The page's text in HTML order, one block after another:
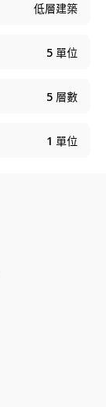
低層建築
5 單位
5 層數
1 單位